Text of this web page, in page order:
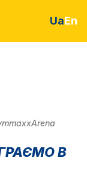
UaEn
В